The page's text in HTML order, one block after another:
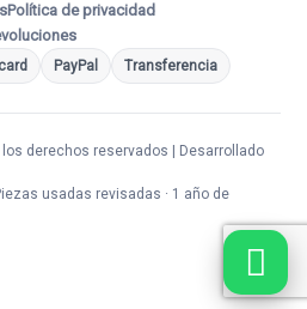
Política de privacidad
PayPal Transferencia
derechos reservados | Desarrollado
usadas revisadas · 1 año de